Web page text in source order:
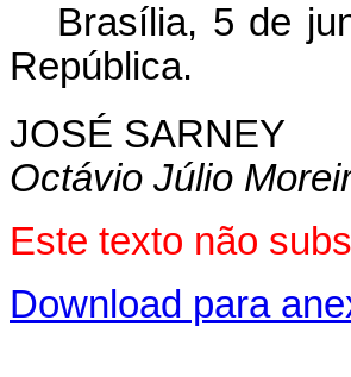
Brasília, 5 de
República.
JOSÉ SARNEY
Octávio Júlio
Este texto não
Download para